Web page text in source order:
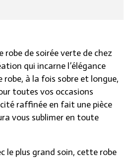
robe de soirée verte de chez
qui incarne l’élégance
à la fois sobre et longue,
toutes vos occasions
raffinée en fait une pièce
vous sublimer en toute
le plus grand soin, cette robe